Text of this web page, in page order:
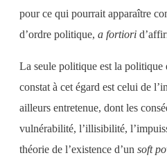
pour ce qui pourrait apparaître
d’ordre politique, a fortiori
La seule politique est la politique
constat à cet égard est celui de
ailleurs entretenue, dont les
vulnérabilité, l’illisibilité,
théorie de l’existence d’un soft